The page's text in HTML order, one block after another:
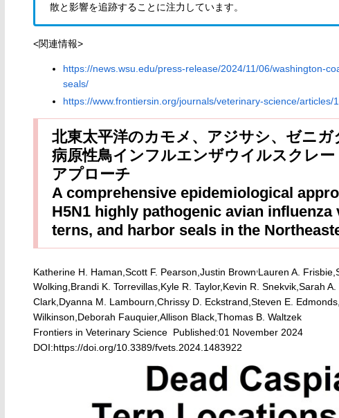
散と影響を追跡することに注力しています。
<関連情報>
https://news.wsu.edu/press-release/2024/11/06/washington-
seals/
https://www.frontiersin.org/journals/veterinary-science/
北東太平洋のカモメ、アジサシ、ゼニ
病原性鳥インフルエンザウイルスクレ
アプローチ
A comprehensive epidemiological
H5N1 highly pathogenic avian
terns, and harbor seals in the
Katherine H. Haman,Scott F. Pearson,Justin Brown Lauren A.
Wolking,Brandi K. Torrevillas,Kyle R. Taylor,Kevin R. Snekvik,Sarah
Clark,Dyanna M. Lambourn,Chrissy D. Eckstrand,Steven E.
Wilkinson,Deborah Fauquier,Allison Black,Thomas B. Waltzek
Frontiers in Veterinary Science Published:01 November 2024
DOI:https://doi.org/10.3389/fvets.2024.1483922